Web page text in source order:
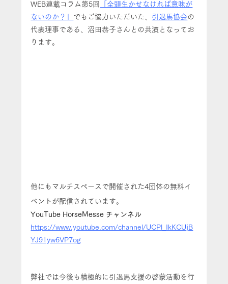
WEB連載コラム第5回
「全頭生かせなければ意味が
ないのか？」
でもご協力いただいた、 引退馬協会の
代表理事である、沼田恭子さんとの共演となってお
ります。
他にもマルチスペースで開催された4団体の無料イ
ベントが配信されています。
YouTube HorseMesse チャンネル
https://www.youtube.com/channel/UCPl_IkKCUjB
YJ91yw6VP7og
弊社では今後も積極的に引退馬支援の啓蒙活動を行